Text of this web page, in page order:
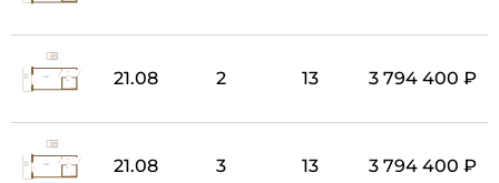
21.08 2 13 3 794 400 ₽
21.08 3 13 3 794 400 ₽